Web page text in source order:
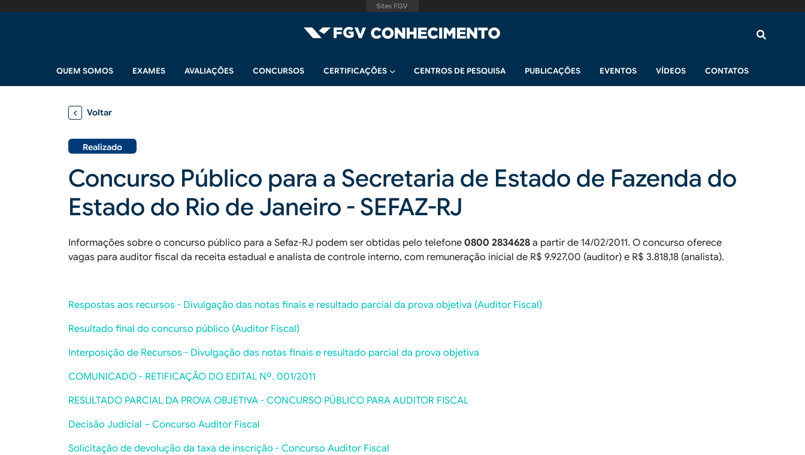
Navegação principal
QUEM SOMOS EXAMES AVALIAÇÕES CONCURSOS CERTIFICAÇÕES CENTROS DE PESQUISA PUBLICAÇÕES EVENTOS VÍDEOS CONTATOS
Voltar
Realizado
Concurso Público para a Secretaria de Estado de Fazenda do
Estado do Rio de Janeiro - SEFAZ-RJ
Informações sobre o concurso público para a Sefaz-RJ podem ser obtidas pelo telefone 0800 2834628 a partir de 14/02/2011. O concurso oferece
vagas para auditor fiscal da receita estadual e analista de controle interno, com remuneração inicial de R$ 9.927,00 (auditor) e R$ 3.818,18 (analista).
Respostas aos recursos - Divulgação das notas finais e resultado parcial da prova objetiva (Auditor Fiscal)
Resultado final do concurso público (Auditor Fiscal)
Interposição de Recursos - Divulgação das notas finais e resultado parcial da prova objetiva
COMUNICADO - RETIFICAÇÃO DO EDITAL Nº. 001/2011
RESULTADO PARCIAL DA PROVA OBJETIVA - CONCURSO PÚBLICO PARA AUDITOR FISCAL
Decisão Judicial – Concurso Auditor Fiscal
Solicitação de devolução da taxa de inscrição - Concurso Auditor Fiscal